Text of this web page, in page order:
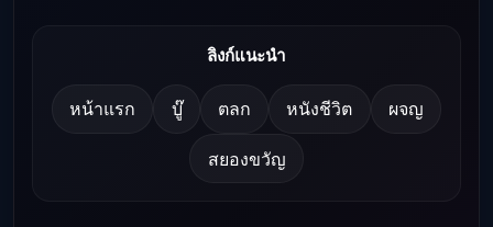
ลิงก์แนะนำ
หน้าแรก บู๊ ตลก หนังชีวิต ผจญ
สยองขวัญ